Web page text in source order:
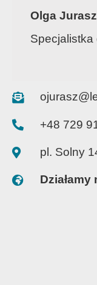
Olga Jurasz
Specjalistka
+48 729
pl. Solny
Działamy